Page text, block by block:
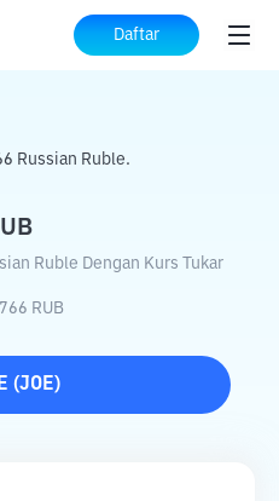
Daftar
ke RUB
Russian Ruble.
Ruble Dengan Kurs Tukar
RUB
(JOE)